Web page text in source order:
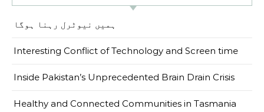
ہمیں نیوٹرل رہنا ہوگا
Interesting Conflict of Technology and Screen time
Inside Pakistan’s Unprecedented Brain Drain Crisis
Healthy and Connected Communities in Tasmania